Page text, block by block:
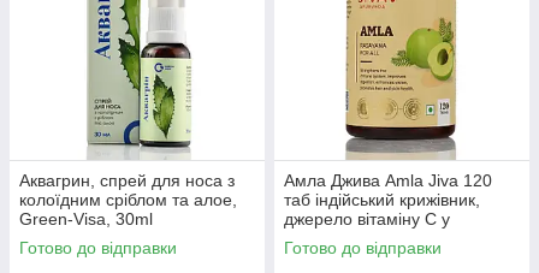
Аквагрин, спрей для носа з
колоїдним сріблом та алое,
Green-Visa, 30ml
Готово до відправки
Амла Джива Amla Jiva 120
таб індійський крижівник,
джерело вітаміну C у
натуральній формі
Готово до відправки